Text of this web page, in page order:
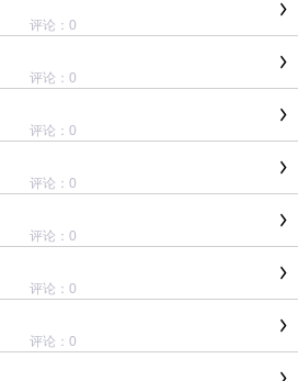
评论：0
评论：0
评论：0
评论：0
评论：0
评论：0
评论：0